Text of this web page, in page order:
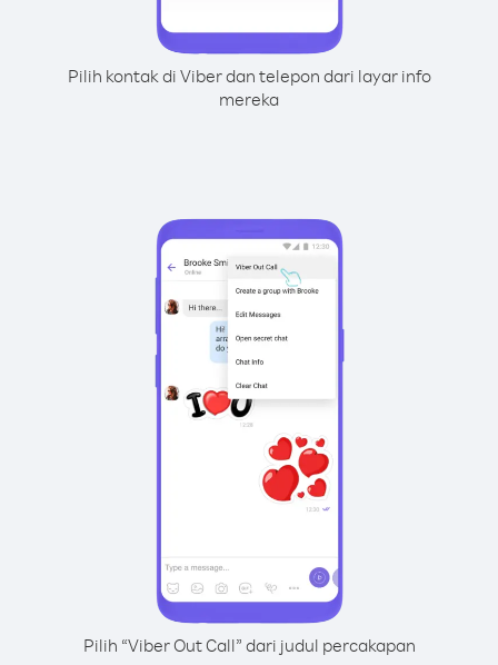
Pilih kontak di Viber dan telepon dari layar info
mereka
Pilih “Viber Out Call” dari judul percakapan